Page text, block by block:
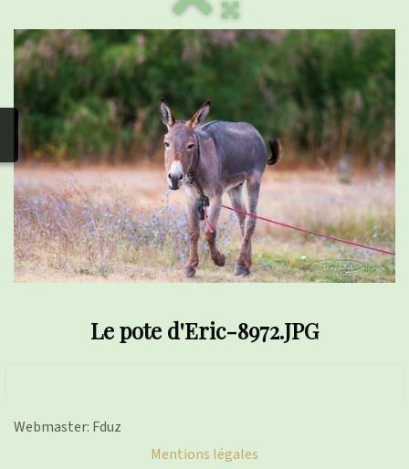
Documents▼
photos
Nos activités▼
Adhérer/faire un don
Liens
Le pote d'Eric-8972.JPG
Webmaster: Fduz
Mentions légales